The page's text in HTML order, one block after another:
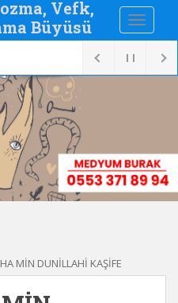
Vefk,
Büyüsü
MİN DUNİLLAHİ KAŞİFE